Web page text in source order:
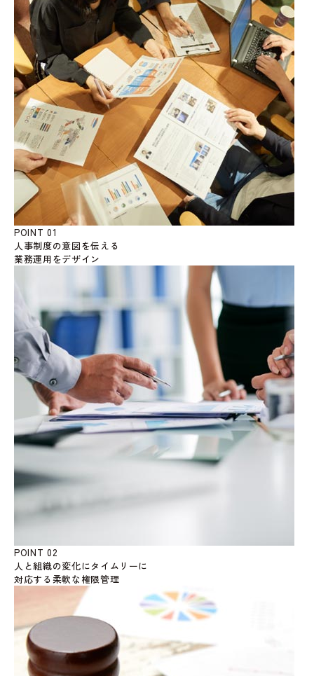
POINT 01
人事制度の意図を伝える
業務運用をデザイン
POINT 02
人と組織の変化にタイムリーに
対応する柔軟な権限管理